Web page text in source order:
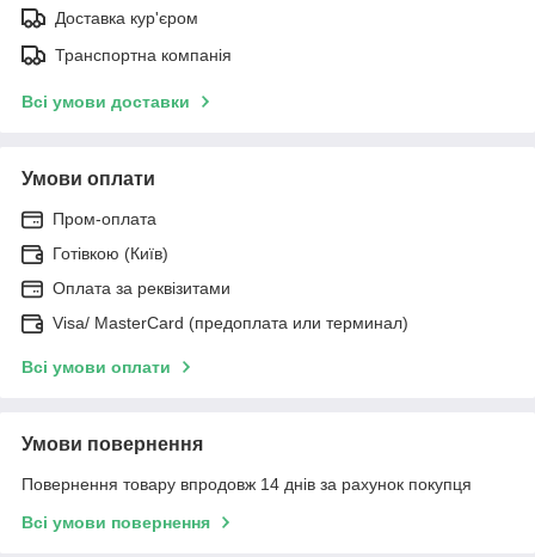
Доставка кур'єром
Транспортна компанія
Всі умови доставки
Умови оплати
Пром-оплата
Готівкою (Київ)
Оплата за реквізитами
Visa/ MasterCard (предоплата или терминал)
Всі умови оплати
Умови повернення
Повернення товару впродовж 14 днів за рахунок покупця
Всі умови повернення